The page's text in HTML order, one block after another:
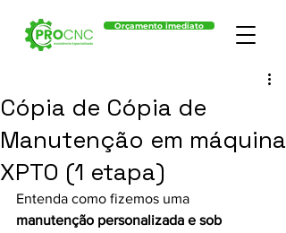
Orçamento imediato
Cópia de Cópia de
Manutenção em máquina
XPTO (1 etapa)
Entenda como fizemos uma
manutenção personalizada e sob